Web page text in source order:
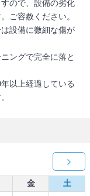
ので、設備の劣化
ご容赦ください。
設備に微細な傷が
ングで完全に落と
以上経過している
金
土